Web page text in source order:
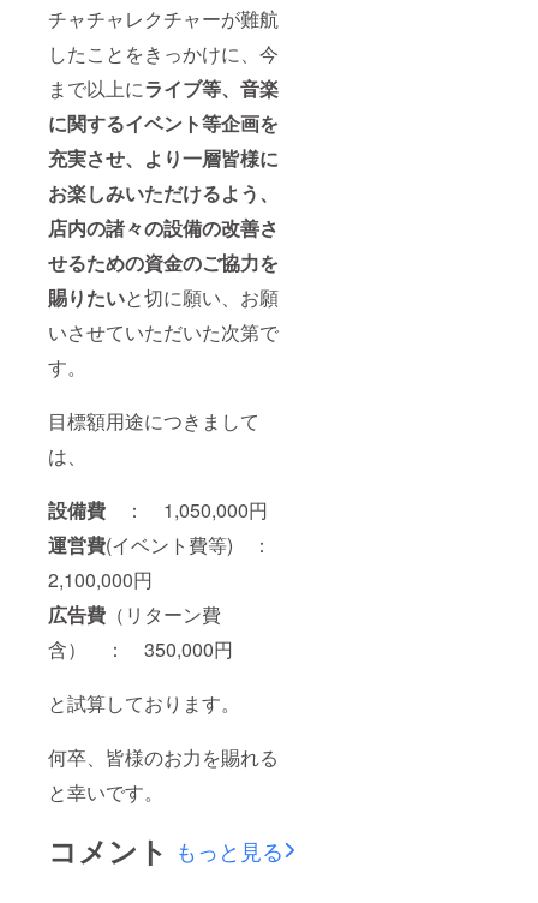
チャチャレクチャーが難航
したことをきっかけに、今
まで以上にライブ等、音楽
に関するイベント等企画を
充実させ、より一層皆様に
お楽しみいただけるよう、
店内の諸々の設備の改善さ
せるための資金のご協力を
賜りたいと切に願い、お願
いさせていただいた次第で
す。
目標額用途につきまして
は、
設備費 ： 1,050,000円
運営費(イベント費等) ：
2,100,000円
広告費 （リターン費
含） ： 350,000円
と試算しております。
何卒、皆様のお力を賜れる
と幸いです。
コメント もっと見る